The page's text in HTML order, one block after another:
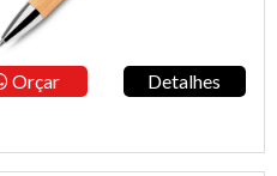
Orçar Detalhes